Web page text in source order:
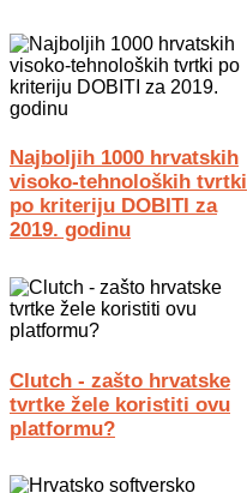
Najboljih 1000 hrvatskih
visoko-tehnoloških tvrtki
po kriteriju DOBITI za
2019. godinu
Clutch - zašto hrvatske
tvrtke žele koristiti ovu
platformu?